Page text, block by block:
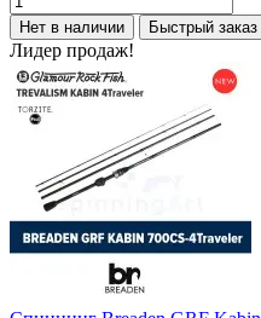
Нет в наличии Быстрый заказ
Лидер продаж!